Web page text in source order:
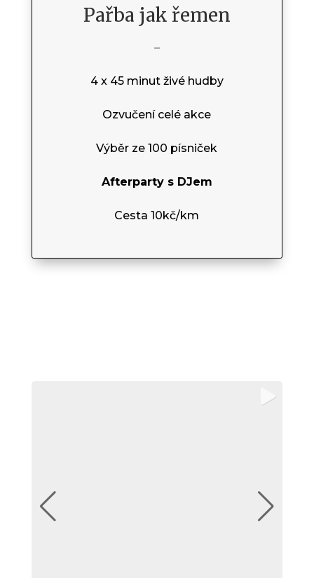
Pařba jak řemen
–
4 x 45 minut živé hudby
Ozvučení celé akce
Výběr ze 100 písniček
Afterparty s DJem
Cesta 10kč/km